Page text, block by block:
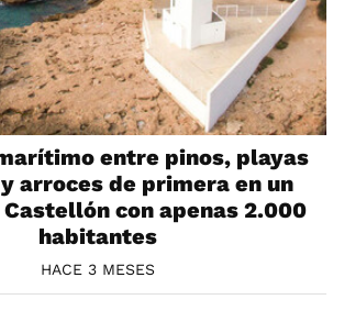
entre pinos, playas
arroces de primera en un
con apenas 2.000
habitantes
HACE 3 MESES